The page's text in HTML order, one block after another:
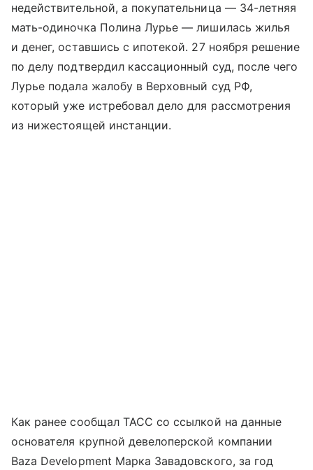
недействительной, а покупательница — 34-летняя
мать-одиночка Полина Лурье — лишилась жилья
и денег, оставшись с ипотекой. 27 ноября решение
по делу подтвердил кассационный суд, после чего
Лурье подала жалобу в Верховный суд РФ,
который уже истребовал дело для рассмотрения
из нижестоящей инстанции.
Как ранее сообщал ТАСС со ссылкой на данные
основателя крупной девелоперской компании
Baza Development Марка Завадовского, за год